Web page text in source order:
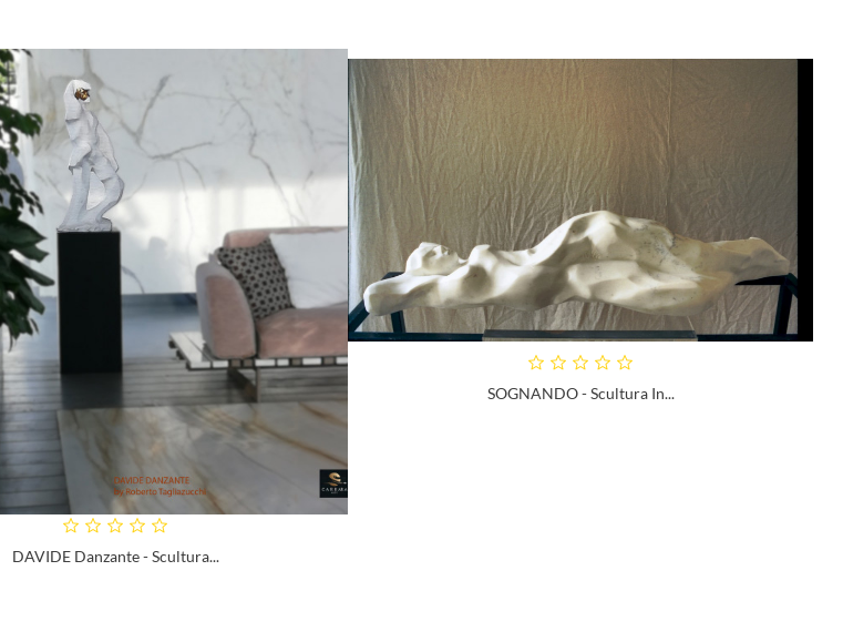
DAVIDE Danzante - Scultura...
SOGNANDO - Scultura In...